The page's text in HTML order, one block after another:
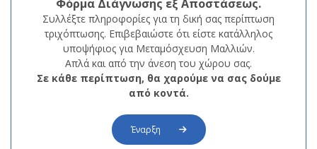
Φόρμα Διάγνωσης εξ Αποστάσεως.
Συλλέξτε πληροφορίες για τη δική σας περίπτωση
τριχόπτωσης. Επιβεβαιώστε ότι είστε κατάλληλος
υποψήφιος για Μεταμόσχευση Μαλλιών.
Απλά και από την άνεση του χώρου σας.
Σε κάθε περίπτωση, θα χαρούμε να σας δούμε
από κοντά.
Έναρξη